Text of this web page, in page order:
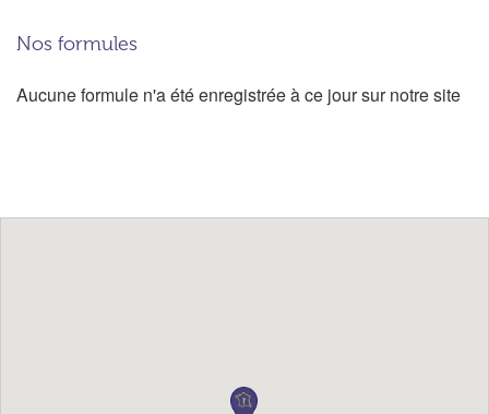
Nos formules
Aucune formule n'a été enregistrée à ce jour sur notre site